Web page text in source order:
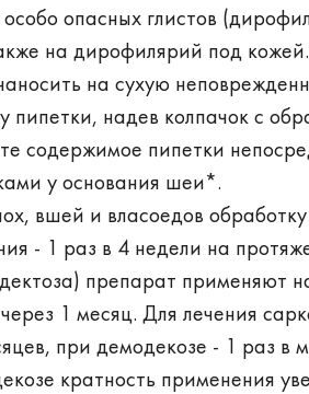
опасных глистов
на дирофилярий под кожей.
на сухую
надев колпачок с
содержимое пипетки
у основания шеи*.
вшей и власоедов
- 1 раз в 4 недели на
препарат применяют
1 месяц. Для лечения
при демодекозе - 1 раз в
кратность применения